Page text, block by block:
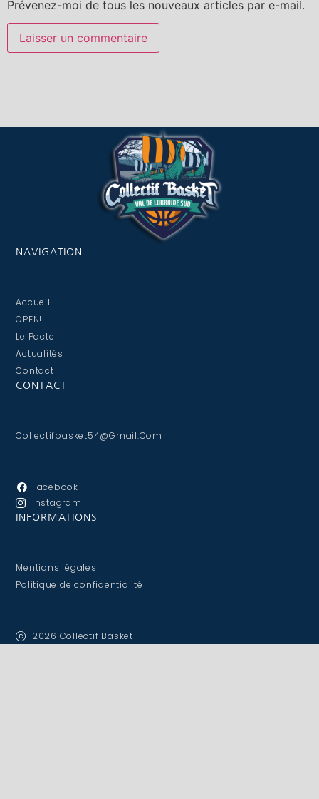
Prévenez-moi de tous les nouveaux articles par e-mail.
NAVIGATION
Accueil
OPEN!
Le Pacte
Actualités
Contact
CONTACT
Collectifbasket54@gmail.com
Facebook
Instagram
INFORMATIONS
Mentions légales
Politique de confidentialité
2026 Collectif Basket